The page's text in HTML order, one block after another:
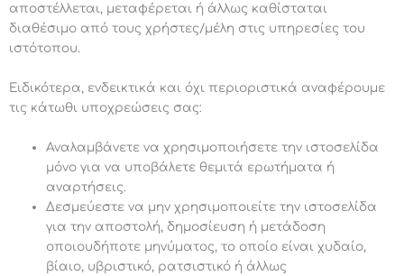
αποστέλλεται, μεταφέρεται ή άλλως καθίσταται
διαθέσιμο από τους χρήστες/μέλη στις υπηρεσίες του
ιστότοπου.
Ειδικότερα, ενδεικτικά και όχι περιοριστικά αναφέρουμε
τις κάτωθι υποχρεώσεις σας:
Αναλαμβάνετε να χρησιμοποιήσετε την ιστοσελίδα
μόνο για να υποβάλετε θεμιτά ερωτήματα ή
αναρτήσεις.
Δεσμεύεστε να μην χρησιμοποιείτε την ιστοσελίδα
για την αποστολή, δημοσίευση ή μετάδοση
οποιουδήποτε μηνύματος, το οποίο είναι χυδαίο,
βίαιο, υβριστικό, ρατσιστικό ή άλλως